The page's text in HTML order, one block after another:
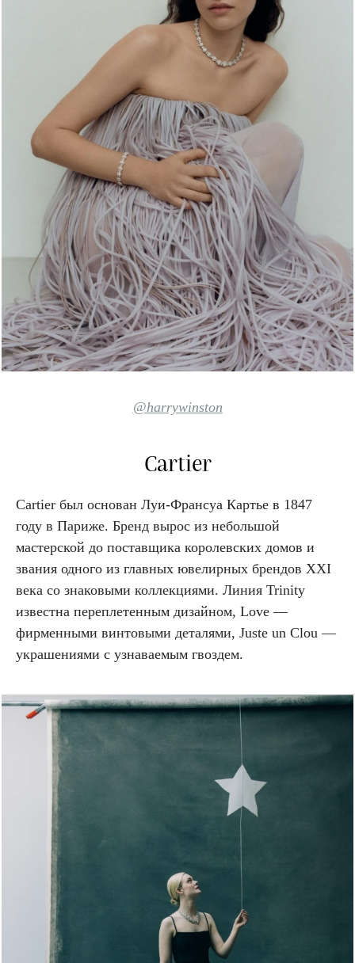
@harrywinston
Cartier
Cartier был основан Луи-Франсуа Картье в 1847
году в Париже. Бренд вырос из небольшой
мастерской до поставщика королевских домов и
звания одного из главных ювелирных брендов XXI
века со знаковыми коллекциями. Линия Trinity
известна переплетенным дизайном, Love —
фирменными винтовыми деталями, Juste un Clou —
украшениями с узнаваемым гвоздем.